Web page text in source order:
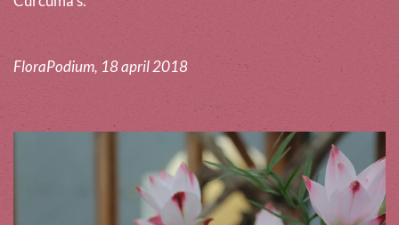
FloraPodium, 18 april 2018